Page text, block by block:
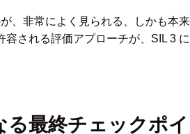
、非常によく見られる、しかも本
容される評価アプローチが、SIL 3
る最終チェックポ